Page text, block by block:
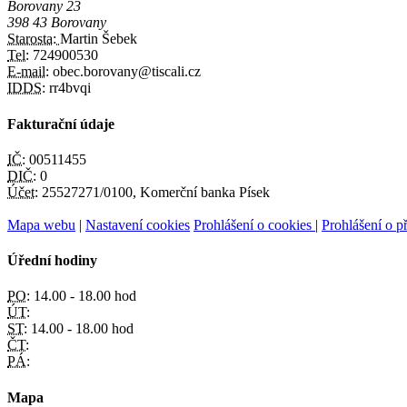
Borovany 23
398 43 Borovany
Starosta: Martin Šebek
Tel: 724900530
E-mail: obec.borovany@tiscali.cz
IDDS: rr4bvqi
Fakturační údaje
IČ: 00511455
DIČ: 0
Účet: 25527271/0100, Komerční banka Písek
Mapa webu | Nastavení cookies Prohlášení o cookies | Prohlášení o
Úřední hodiny
PO: 14.00 - 18.00 hod
ÚT:
ST: 14.00 - 18.00 hod
ČT:
PÁ:
Mapa